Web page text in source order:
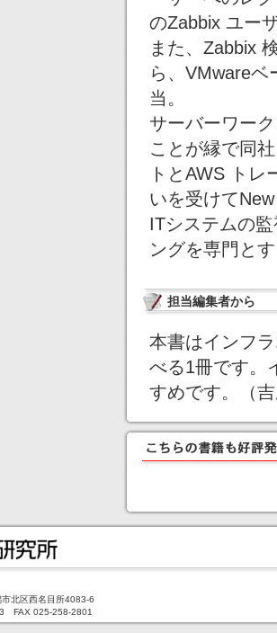
のZabbix ユー
また、Zabbix
ら、VMware
当。
サーバーワー
ことが縁で同
トとAWS ト
いを受けて
ITシステムの
ングを専門と
担当編集者から
本書はインフ
べる1冊です。
すめです。（
北区西名目所4083-6
FAX 025-258-2801